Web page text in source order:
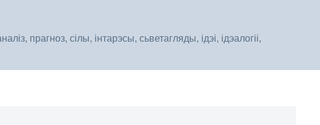
прагноз, сілы, інтарэсы, сьветагляды, ідэі, ідэалогіі,